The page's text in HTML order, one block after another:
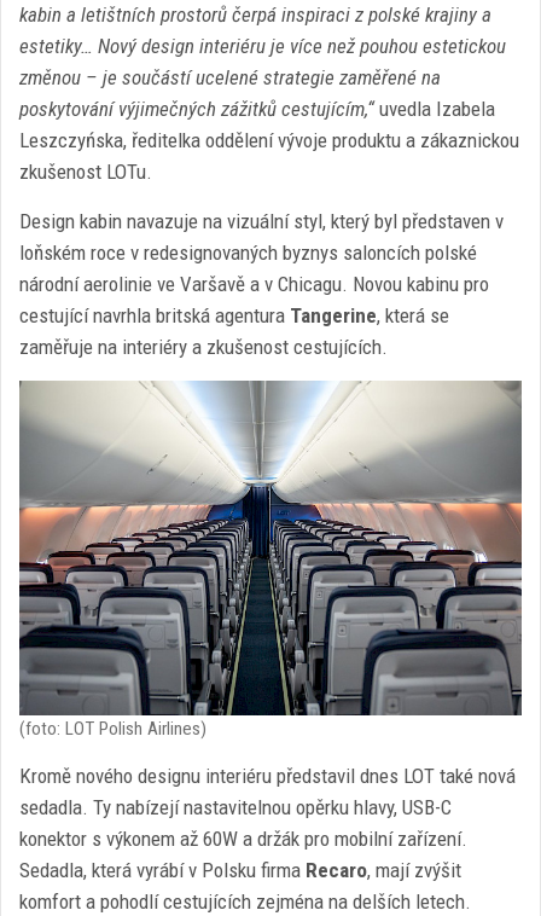
kabin a letištních prostorů čerpá inspiraci z polské krajiny a
estetiky… Nový design interiéru je více než pouhou estetickou
změnou – je součástí ucelené strategie zaměřené na
poskytování výjimečných zážitků cestujícím,“uvedla Izabela
Leszczyńska, ředitelka oddělení vývoje produktu a zákaznickou
zkušenost LOTu.
Design kabin navazuje na vizuální styl, který byl představen v
loňském roce v redesignovaných byznys saloncích polské
národní aerolinie ve Varšavě a v Chicagu. Novou kabinu pro
cestující navrhla britská agentura Tangerine, která se
zaměřuje na interiéry a zkušenost cestujících.
(foto: LOT Polish Airlines)
Kromě nového designu interiéru představil dnes LOT také nová
sedadla. Ty nabízejí nastavitelnou opěrku hlavy, USB-C
konektor s výkonem až 60W a držák pro mobilní zařízení.
Sedadla, která vyrábí v Polsku firma Recaro, mají zvýšit
komfort a pohodlí cestujících zejména na delších letech.